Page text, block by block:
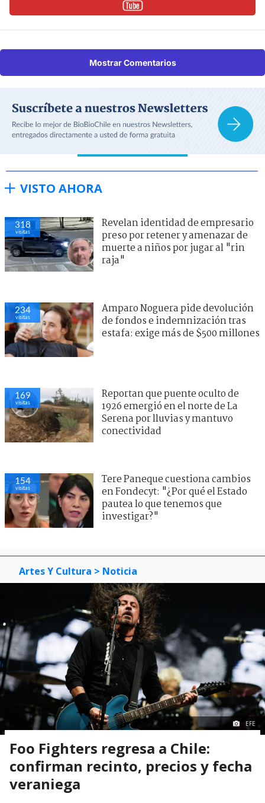
Mostrar Comentarios
VISTO AHORA
318
visitas
Revelan identidad de empresario
preso por retener y amenazar de
muerte a niños por jugar al "rin
raja"
234
visitas
Amparo Noguera pide devolución
de fondos e indemnización tras
estafa: exige más de $500 millones
169
visitas
Reportan que puente oculto de
1926 emergió en el norte de La
Serena por lluvias y mantuvo
conectividad
154
visitas
Tere Paneque cuestiona cambios
en Fondecyt: "¿Por qué el Estado
pautea lo que tenemos que
investigar?"
Artes Y Cultura > Noticia
EFE
Foo Fighters regresa a Chile:
confirman recinto, precios y fecha
veraniega